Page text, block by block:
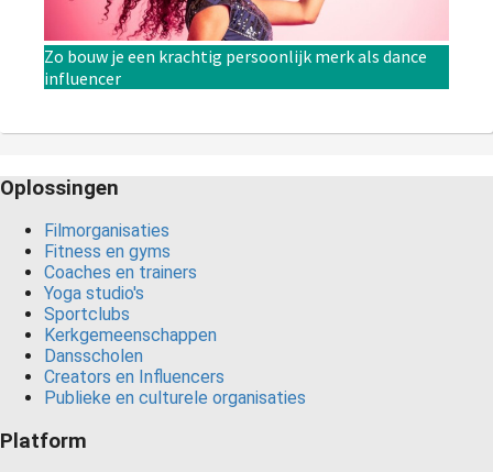
Zo bouw je een krachtig persoonlijk merk als dance
influencer
Oplossingen
Filmorganisaties
Fitness en gyms
Coaches en trainers
Yoga studio's
Sportclubs
Kerkgemeenschappen
Dansscholen
Creators en Influencers
Publieke en culturele organisaties
Platform